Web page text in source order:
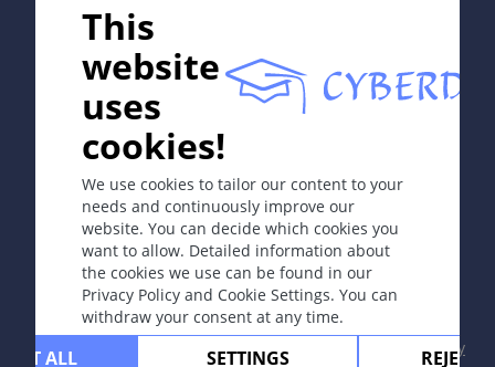
生浸渍。
急性或亚急性皮炎。
发生于尿布覆盖的部位，尤其是皮肤凸起的地方。
继发感染（念珠菌）和过敏性接触性皮炎。
This
website
uses
cookies!
We use cookies to tailor our content to your
needs and continuously improve our
website. You can decide which cookies you
want to allow. Detailed information about
the cookies we use can be found in our
Privacy Policy and Cookie Settings. You can
withdraw your consent at any time.
ALL SETTINGS REJECT
In collaboration with Erasmus+ hEduLearnIt editorial
Copyright © 2003-2026 CYBERDERM Editorial Group
Founding Editor Guenter Burg, M.D. - Concept and
Coordination by Vahid Djamei, Zurich
All rights reserved.
Impressum|
Privacy